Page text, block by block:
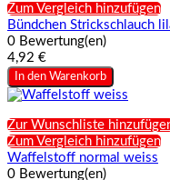
Zum Vergleich hinzufügen
Bündchen Strickschlauch
0 Bewertung(en)
4,92 €
In den Warenkorb
Zur Wunschliste
Zum Vergleich hinzufügen
Waffelstoff normal weiss
0 Bewertung(en)